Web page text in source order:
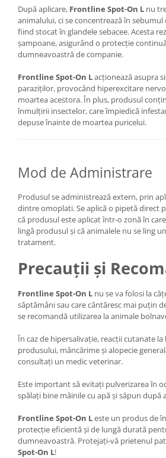
După aplicare, Frontline Spot-On L nu
animalului, ci se concentrează în sebumul
fiind stocat în glandele sebacee. Acesta
șampoane, asigurând o protecție
dumneavoastră de companie.
Frontline Spot-On Lacționează asupra
paraziților, provocând hiperexcitare
moartea acestora. În plus, produsul
înmulțirii insectelor, care împiedică
depuse înainte de moartea puricelui.
Mod de Administrare
Produsul se administrează extern, prin
dintre omoplati. Se aplică o pipetă direct
că produsul este aplicat într-o zonă în
lingă produsul și că animalele nu se ling
tratament.
Precauții și
Frontline Spot-On L nu se va folosi la
săptămâni sau care cântăresc mai puțin
se recomandă utilizarea la animale
În caz de hipersalivație, reacții cutanate la
produsului, mâncărime și alopecie
consultați un medic veterinar.
Este important să evitați pulverizarea în
spălați bine mâinile cu apă și săpun
Frontline Spot-On Leste un produs de
protecție eficientă și de lungă durată
dumneavoastră. Protejați-vă prietenul
Spot-On L!